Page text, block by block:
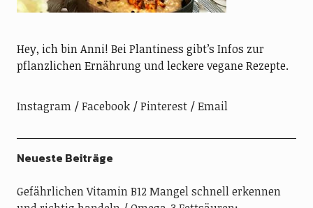
Hey, ich bin Anni! Bei Plantiness gibt’s Infos zur
pflanzlichen Ernährung und leckere vegane Rezepte.
Instagram Facebook Pinterest Email
Neueste Beiträge
Gefährlichen Vitamin B12 Mangel schnell erkennen